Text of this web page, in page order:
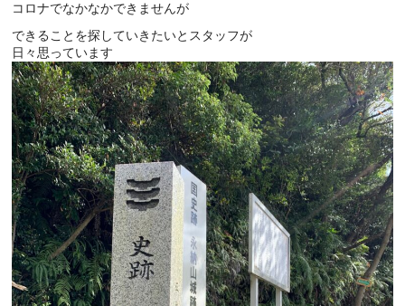
コロナでなかなかできませんが
できることを探していきたいとスタッフが
日々思っています